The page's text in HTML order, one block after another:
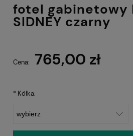
fotel gabinetowy
SIDNEY czarny
Cena: 765,00 zł
* Kółka: